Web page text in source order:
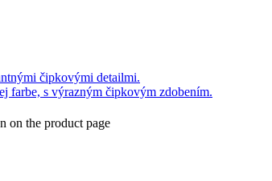
on the product page